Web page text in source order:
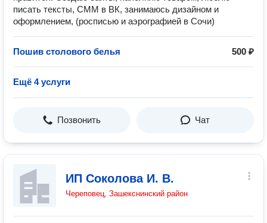
писать тексты, СММ в ВК, занимаюсь дизайном и
оформлением, (росписью и аэрографией в Сочи)
Пошив столового белья 500 ₽
Ещё 4 услуги
Позвонить Чат
ИП Соколова И. В.
Череповец, Зашекснинский район